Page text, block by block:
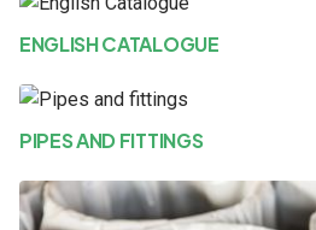
ENGLISH CATALOGUE
PIPES AND FITTINGS